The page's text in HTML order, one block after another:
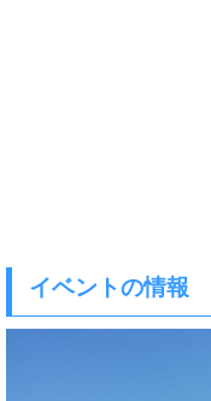
イベントの情報